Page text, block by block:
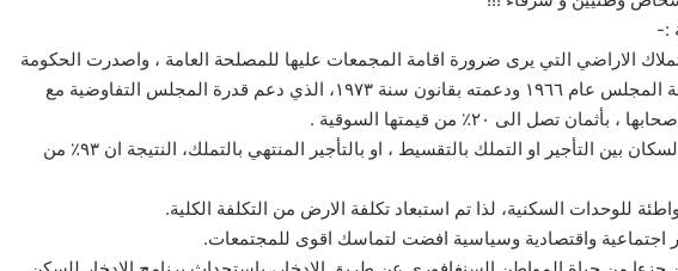
:-
الاراضي التي يرى ضرورة اقامة المجمعات عليها للمصلحة العامة ، واصدرت الحكومة
قانون نزع الملكية لمصلحة المجلس عام ١٩٦٦ ودعمته بقانون سنة ١٩٧٣، الذي دعم قدرة المجلس التفاوضية مع
تصل الى ٢٠٪؜ من قيمتها السوقية .
٢- يقوم المجلس بتخيير السكان بين التأجير او التملك بالتقسيط ، او بالتأجير المنتهي بالتملك، النتيجة ان ٩٣٪؜ من